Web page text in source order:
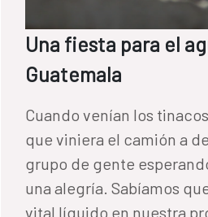
significativa a la
de las intervenciones. El encuentro
también permitió visitar
infraestructuras
como esta potabilizadora
Comunidad El Gramal.
Una fiesta para el
Guatemala
Cuando venían los
que viniera el camión a
grupo de gente
una alegría. Sabíamos
vital líquido en nuestra